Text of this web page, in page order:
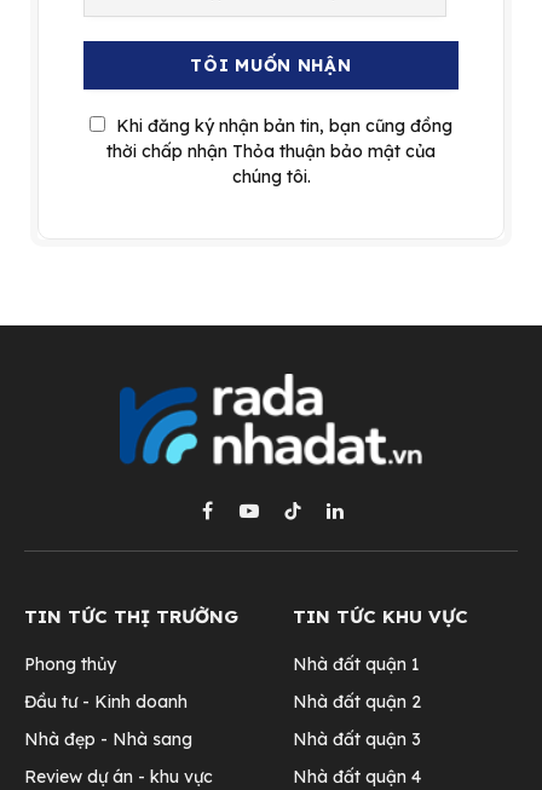
Khi đăng ký nhận bản tin, bạn cũng đồng
thời chấp nhận Thỏa thuận bảo mật của
chúng tôi.
Facebook
YouTubeTikTokLinkedIn
TIN TỨC THỊ TRƯỜNG
Phong thủy
Đầu tư - Kinh doanh
Nhà đẹp - Nhà sang
Review dự án - khu vực
TIN TỨC KHU VỰC
Nhà đất quận 1
Nhà đất quận 2
Nhà đất quận 3
Nhà đất quận 4